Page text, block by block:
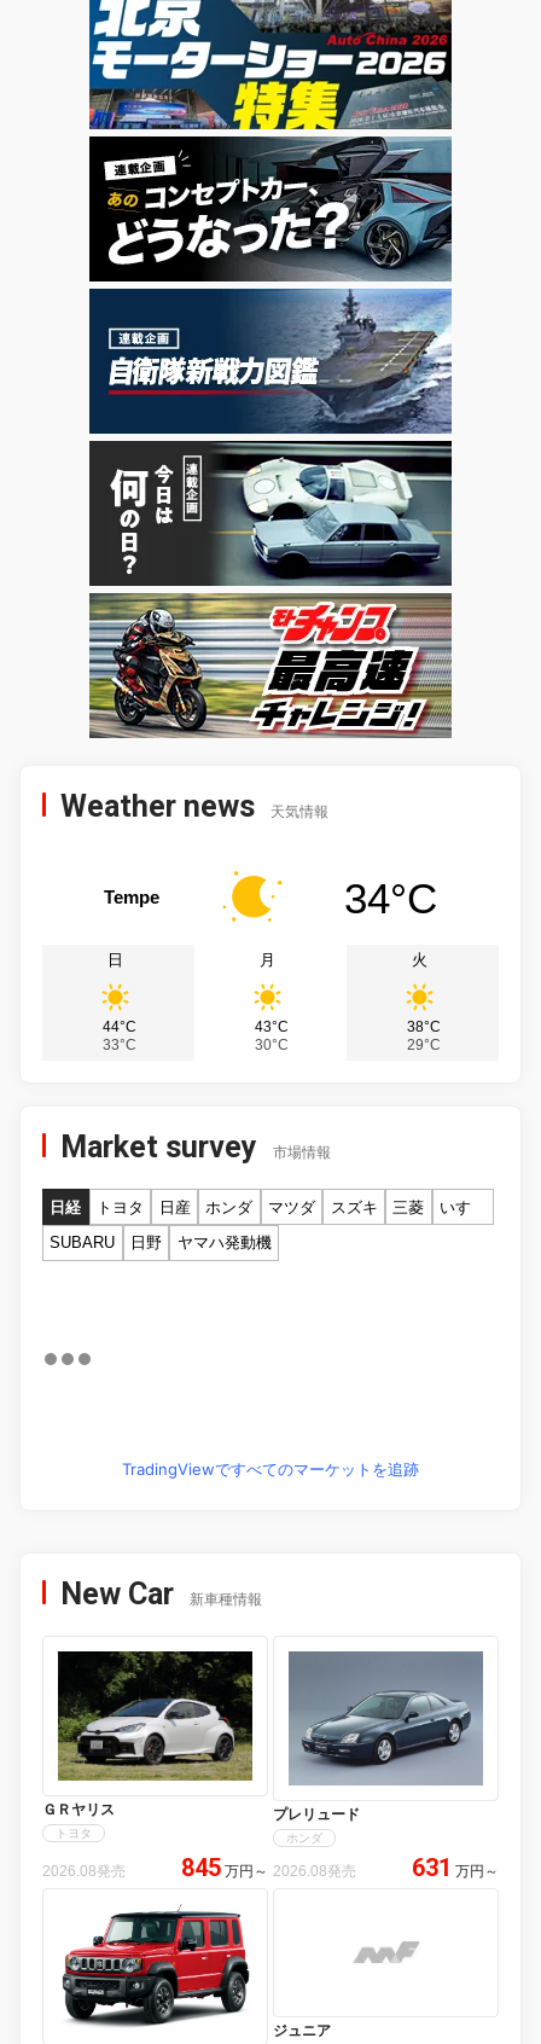
Weather news 天気情報
Tempe 34°C
日
44°C
33°C
月
43°C
30°C
火
38°C
29°C
Market survey 市場情報
日経 トヨタ 日産 ホンダ マツダ スズキ 三菱
いすゞ
SUBARU
日野 ヤマハ発動機
TradingViewですべてのマーケットを追跡
New Car 新車種情報
ＧＲヤリス
トヨタ
2026.08発売 845 万円 ～
プレリュード
ホンダ
2026.08発売 631 万円 ～
ジュニア